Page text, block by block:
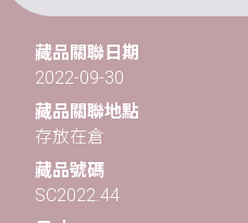
藏品關聯日期
2022-09-30
藏品關聯地點
存放在倉
藏品號碼
SC2022.44